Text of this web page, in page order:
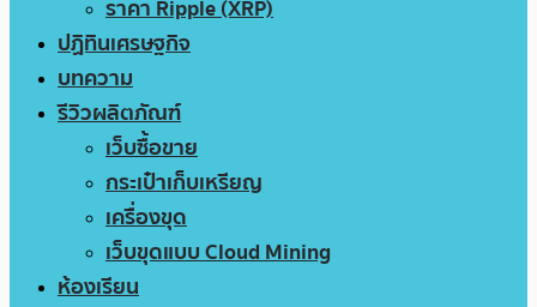
ราคา Ripple (XRP)
ปฏิทินเศรษฐกิจ
บทความ
รีวิวผลิตภัณฑ์
เว็บซื้อขาย
กระเป๋าเก็บเหรียญ
เครื่องขุด
เว็บขุดแบบ Cloud Mining
ห้องเรียน